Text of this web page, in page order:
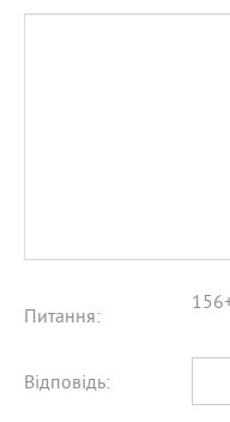
Питання:
Відповідь: